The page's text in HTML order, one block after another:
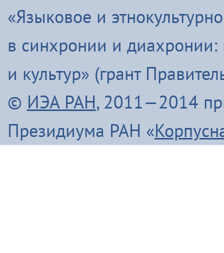
«Языковое и
в синхронии и диахронии:
и культур» (грант
© ИЭА РАН, 2011—2014
Президиума РАН «